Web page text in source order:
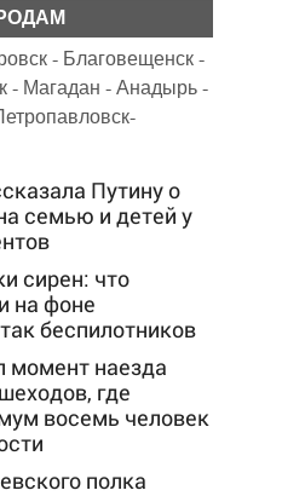
- Благовещенск-
- Магадан -Анадырь-
Путину о
семью и детей у
сирен: что
на фоне
беспилотников
момент наезда
где
восемь человек
полка